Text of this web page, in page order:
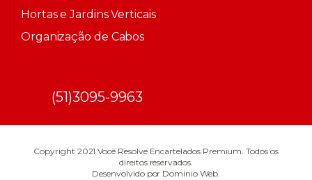
Hortas e Jardins Verticais
Organização de Cabos
(51)3095-9963
Copyright 2021 Você Resolve Encartelados Premium. Todos os
direitos reservados.
Desenvolvido por Domínio Web.